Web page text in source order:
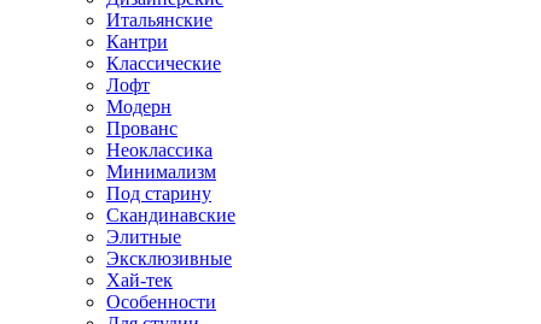
Итальянские
Кантри
Классические
Лофт
Модерн
Прованс
Неоклассика
Минимализм
Под старину
Скандинавские
Элитные
Эксклюзивные
Хай-тек
Особенности